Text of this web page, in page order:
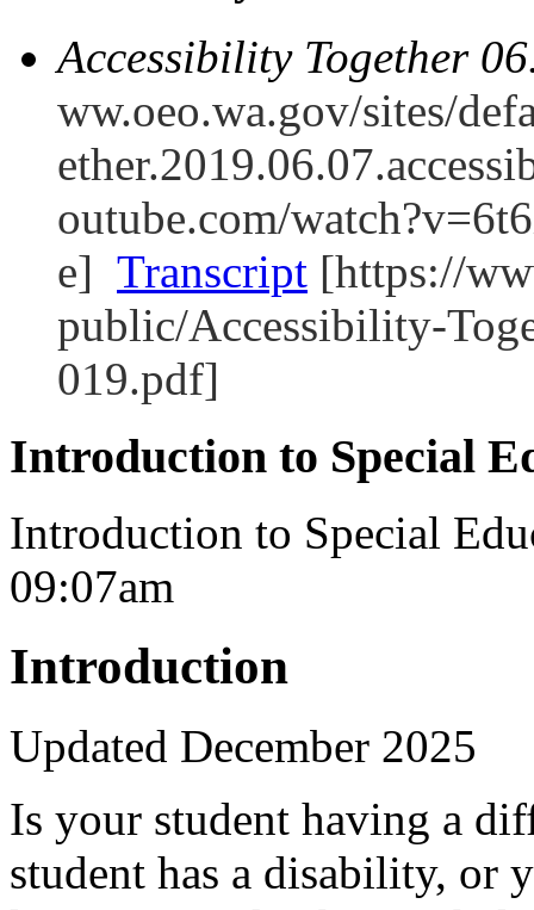
Accessibility Together
ww.oeo.wa.gov/sites/
outube.com/
e] Transcript [https://
public/Accessibility-
019.pdf]
Introduction to Special
Introduction to Special
09:07am
Introduction
Updated December 2025
Is your student having a
student has a disability, or